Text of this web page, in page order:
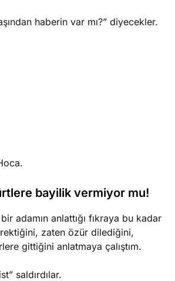
haberin var mı?” diyecekler.
bayilik vermiyor mu!
adamın anlattığı fıkraya bu kadar
zaten özür dilediğini,
gittiğini anlatmaya çalıştım.
saldırdılar.